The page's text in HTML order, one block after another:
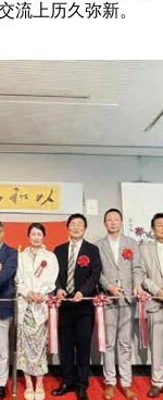
流上历久弥新。